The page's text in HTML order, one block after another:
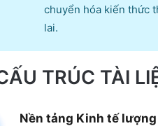
chuyển hóa kiến thức
lai.
TRÚC TÀI
Nền tảng Kinh tế